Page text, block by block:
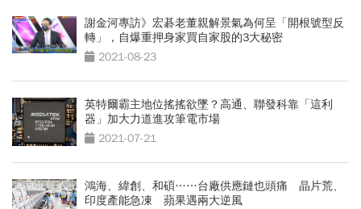
謝金河專訪》宏碁老董親解景氣為何呈「開根號型反
轉」，自爆重押身家買自家股的3大秘密
2021-08-23
英特爾霸主地位搖搖欲墜？高通、聯發科靠「這利
器」加大力道進攻筆電市場
2021-07-21
鴻海、緯創、和碩……台廠供應鏈也頭痛 晶片荒、
印度產能急凍 蘋果遇兩大逆風